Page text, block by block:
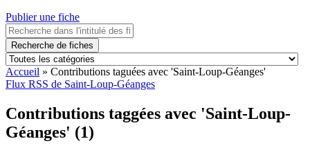
Publier une fiche
Recherche de fiches
Accueil » Contributions taguées avec 'Saint-Loup-Géanges'
Flux RSS de Saint-Loup-Géanges
Contributions taggées avec 'Saint-Loup-
Géanges' (1)